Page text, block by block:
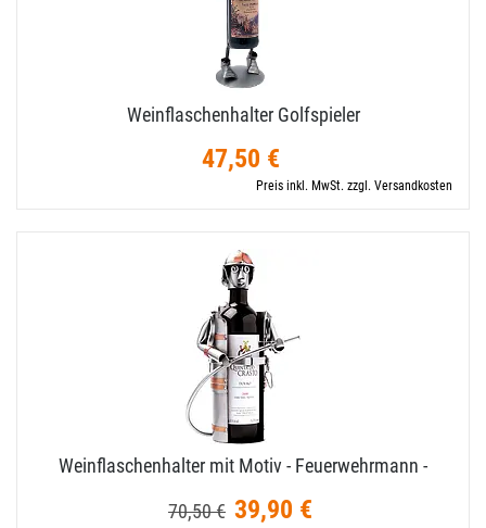
Weinflaschenhalter Golfspieler
47,50 €
Preis inkl. MwSt. zzgl. Versandkosten
Weinflaschenhalter mit Motiv - Feuerwehrmann -
70,50 € 39,90 €